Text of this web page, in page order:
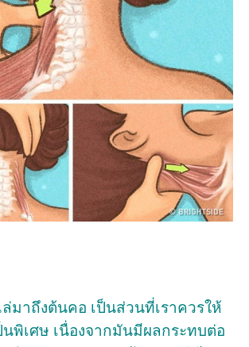
มาถึงต้นคอ เป็นส่วนที่เราควรให้
นพิเศษ เนื่องจากมันมีผลกระทบต่อ